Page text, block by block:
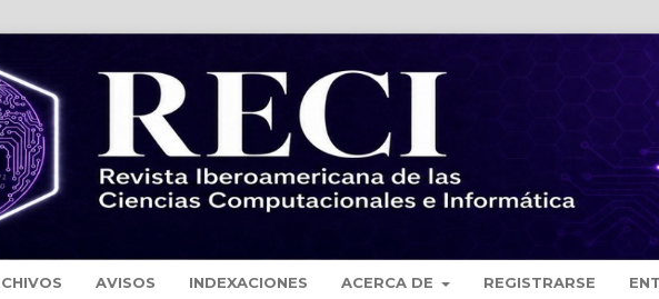
AVISOS INDEXACIONES ACERCA DE REGISTRARSE